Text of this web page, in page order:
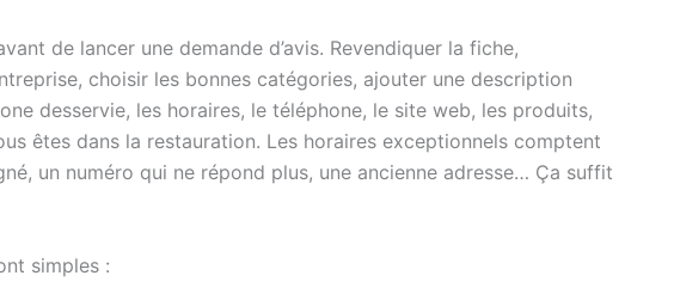
de lancer une demande d’avis. Revendiquer la fiche,
choisir les bonnes catégories, ajouter une description
desservie, les horaires, le téléphone, le site web, les produits,
êtes dans la restauration. Les horaires exceptionnels comptent
un numéro qui ne répond plus, une ancienne adresse… Ça suffit
simples :